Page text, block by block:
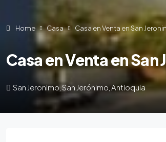
Home Casa Casa en Venta en San
Casa en Venta en San
San Jeronimo, San Jerónimo, Antioquia